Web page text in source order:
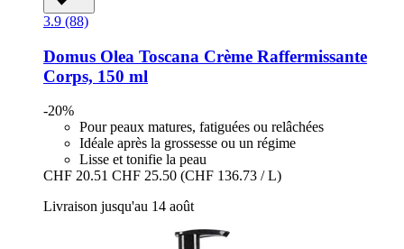
3.9 (88)
Domus Olea Toscana Crème Raffermissante
Corps, 150 ml
-20%
Pour peaux matures, fatiguées ou relâchées
Idéale après la grossesse ou un régime
Lisse et tonifie la peau
CHF 20.51 CHF 25.50 (CHF 136.73 / L)
Livraison jusqu'au 14 août